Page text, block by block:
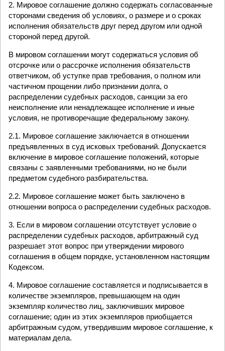
2. Мировое соглашение должно содержать согласованные
сторонами сведения об условиях, о размере и о сроках
исполнения обязательств друг перед другом или одной
стороной перед другой.
В мировом соглашении могут содержаться условия об
отсрочке или о рассрочке исполнения обязательств
ответчиком, об уступке прав требования, о полном или
частичном прощении либо признании долга, о
распределении судебных расходов, санкции за его
неисполнение или ненадлежащее исполнение и иные
условия, не противоречащие федеральному закону.
2.1. Мировое соглашение заключается в отношении
предъявленных в суд исковых требований. Допускается
включение в мировое соглашение положений, которые
связаны с заявленными требованиями, но не были
предметом судебного разбирательства.
2.2. Мировое соглашение может быть заключено в
отношении вопроса о распределении судебных расходов.
3. Если в мировом соглашении отсутствует условие о
распределении судебных расходов, арбитражный суд
разрешает этот вопрос при утверждении мирового
соглашения в общем порядке, установленном настоящим
Кодексом.
4. Мировое соглашение составляется и подписывается в
количестве экземпляров, превышающем на один
экземпляр количество лиц, заключивших мировое
соглашение; один из этих экземпляров приобщается
арбитражным судом, утвердившим мировое соглашение, к
материалам дела.